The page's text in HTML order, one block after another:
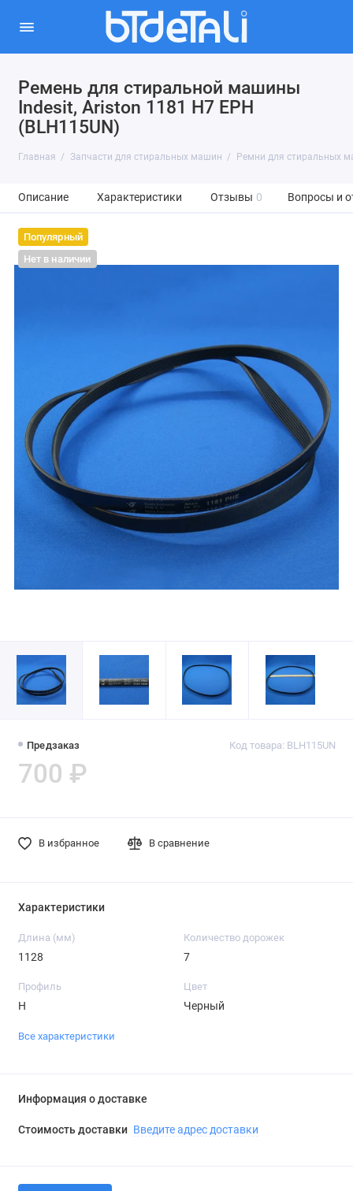
Ремень для стиральной машины
Indesit, Ariston 1181 H7 EPH
(BLH115UN)
Главная Запчасти для стиральных машин Ремни для стиральных
Описание Характеристики Отзывы 0 Вопросы и
Популярный
Нет в наличии
Предзаказ Код товара: BLH115UN
700 ₽
В избранное В сравнение
Характеристики
Длина (мм)
1128
Количество дорожек
7
Профиль
H
Цвет
Черный
Все характеристики
Информация о доставке
Стоимость доставки Введите адрес доставки